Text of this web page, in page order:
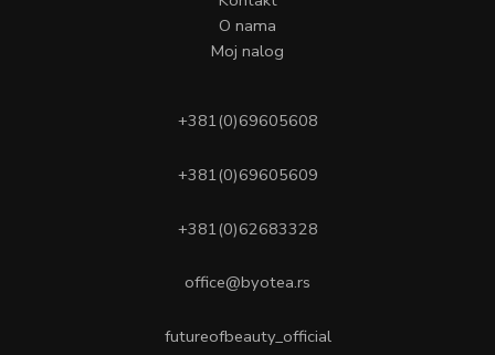
O nama
Moj nalog
+381(0)69605608
+381(0)69605609
+381(0)62683328
office@byotea.rs
futureofbeauty_official